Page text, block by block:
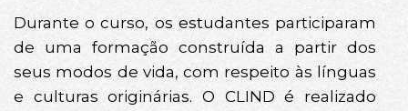
Durante o curso, os estudantes participaram
de uma formação construída a partir dos
seus modos de vida, com respeito às línguas
e culturas originárias. O CLIND é realizado